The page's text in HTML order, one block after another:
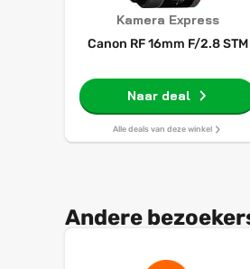
Kamera Express
Canon RF 16mm F/2.8 STM
Naar deal
Alle deals van deze winkel
Andere